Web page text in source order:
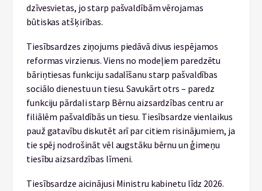
dzīvesvietas, jo starp pašvaldībām vērojamas
būtiskas atšķirības.
Tiesībsardzes ziņojums piedāvā divus iespējamos
reformas virzienus. Viens no modeļiem paredzētu
bāriņtiesas funkciju sadalīšanu starp pašvaldības
sociālo dienestu un tiesu. Savukārt otrs – paredz
funkciju pārdali starp Bērnu aizsardzības centru ar
filiālēm pašvaldībās un tiesu. Tiesībsardze vienlaikus
pauž gatavību diskutēt arī par citiem risinājumiem, ja
tie spēj nodrošināt vēl augstāku bērnu un ģimeņu
tiesību aizsardzības līmeni.
Tiesībsardze aicinājusi Ministru kabinetu līdz 2026.